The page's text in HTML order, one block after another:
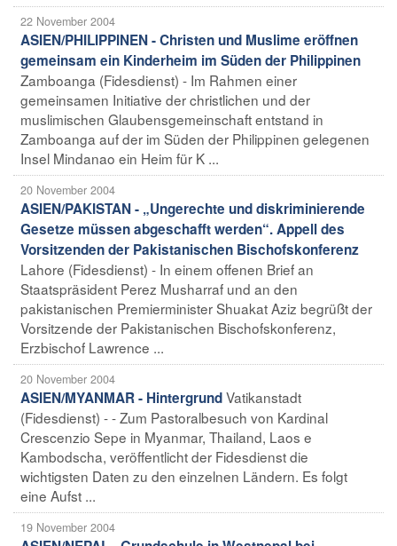
22 November 2004
ASIEN/PHILIPPINEN - Christen und Muslime eröffnen
gemeinsam ein Kinderheim im Süden der Philippinen
Zamboanga (Fidesdienst) - Im Rahmen einer
gemeinsamen Initiative der christlichen und der
muslimischen Glaubensgemeinschaft entstand in
Zamboanga auf der im Süden der Philippinen gelegenen
Insel Mindanao ein Heim für K ...
20 November 2004
ASIEN/PAKISTAN - „Ungerechte und diskriminierende
Gesetze müssen abgeschafft werden“. Appell des
Vorsitzenden der Pakistanischen Bischofskonferenz
Lahore (Fidesdienst) - In einem offenen Brief an
Staatspräsident Perez Musharraf und an den
pakistanischen Premierminister Shuakat Aziz begrüßt der
Vorsitzende der Pakistanischen Bischofskonferenz,
Erzbischof Lawrence ...
20 November 2004
ASIEN/MYANMAR - HintergrundVatikanstadt
(Fidesdienst) - - Zum Pastoralbesuch von Kardinal
Crescenzio Sepe in Myanmar, Thailand, Laos e
Kambodscha, veröffentlicht der Fidesdienst die
wichtigsten Daten zu den einzelnen Ländern. Es folgt
eine Aufst ...
19 November 2004